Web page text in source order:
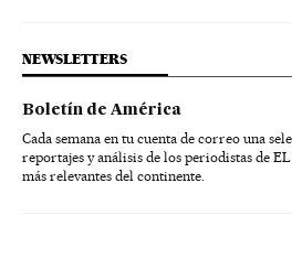
NEWSLETTERS
Boletín de América
Cada semana en tu cuenta de correo una
reportajes y análisis de los periodistas de
más relevantes del continente.